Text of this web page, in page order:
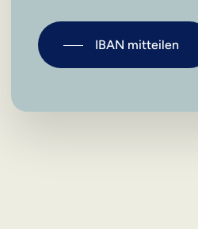
IBAN mitteilen